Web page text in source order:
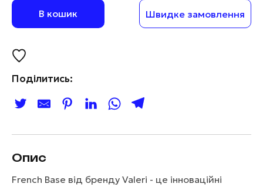
В кошик Швидке замовлення
Поділитись:
Опис
French Base від бренду Valeri - це інноваційні